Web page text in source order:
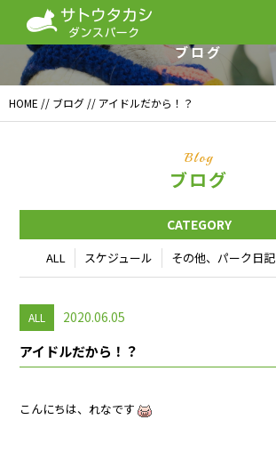
ブログ
HOME // ブログ // アイドルだから！？
Blog
ブログ
CATEGORY
ALL スケジュール その他、パーク日記
ALL 2020.06.05
アイドルだから！？
こんにちは、れなです